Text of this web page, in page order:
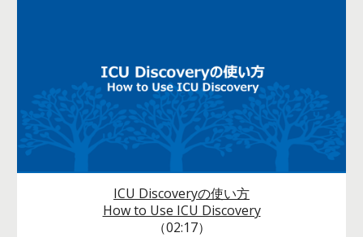
ICU Discoveryの使い方
How to Use ICU Discovery
（02:17）